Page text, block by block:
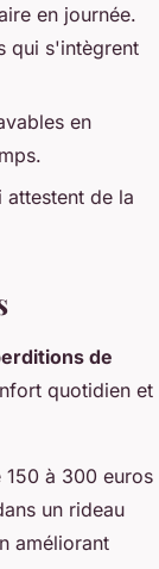
en journée.
qui s'intègrent
en
attestent de la
de
quotidien et
150 à 300 euros
un rideau
améliorant